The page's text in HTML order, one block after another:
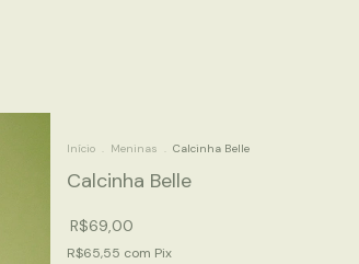
Início Meninas Calcinha Belle
Calcinha Belle
R$69,00
R$65,55 com Pix